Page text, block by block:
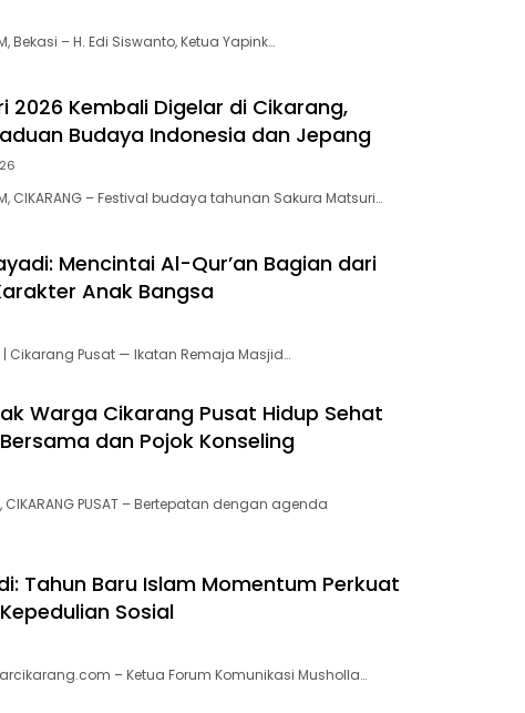
Bekasi – H. Edi Siswanto, Ketua Yapink…
2026 Kembali Digelar di Cikarang,
Budaya Indonesia dan Jepang
CIKARANG – Festival budaya tahunan Sakura Matsuri…
Mencintai Al-Qur’an Bagian dari
Anak Bangsa
Cikarang Pusat — Ikatan Remaja Masjid…
Warga Cikarang Pusat Hidup Sehat
dan Pojok Konseling
PUSAT – Bertepatan dengan agenda
Tahun Baru Islam Momentum Perkuat
Sosial
– Ketua Forum Komunikasi Musholla…